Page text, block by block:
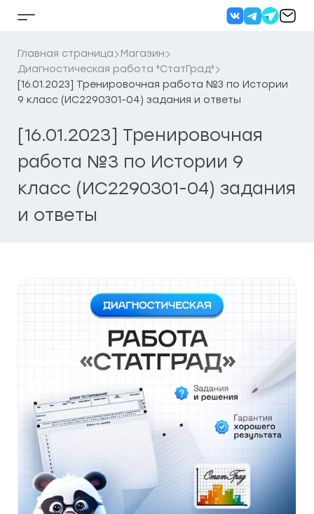
Кнопка
бокового
меню
Главная страница
Магазин
Диагностическая работа "СтатГрад"
[16.01.2023] Тренировочная работа №3 по Истории
9 класс (ИС2290301-04) задания и ответы
[16.01.2023] Тренировочная
работа №3 по Истории 9
класс (ИС2290301-04) задания
и ответы